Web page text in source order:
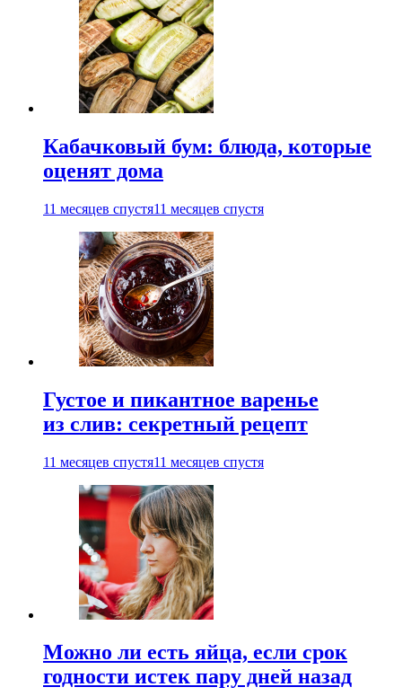
Кабачковый бум: блюда, которые
оценят дома
11 месяцев спустя11 месяцев спустя
Густое и пикантное варенье
из слив: секретный рецепт
11 месяцев спустя11 месяцев спустя
Можно ли есть яйца, если срок
годности истек пару дней назад